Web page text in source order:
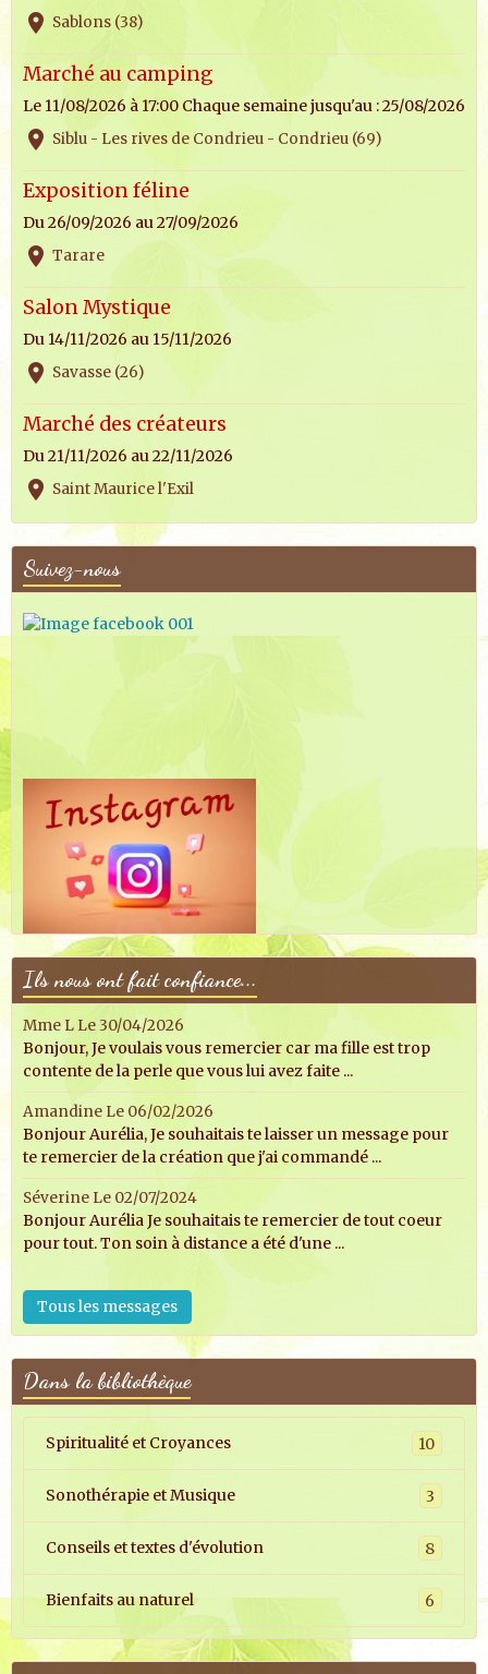
Sablons (38)
Marché au camping
Le 11/08/2026 à 17:00 Chaque semaine jusqu'au : 25/08/2026
Siblu - Les rives de Condrieu - Condrieu (69)
Exposition féline
Du 26/09/2026 au 27/09/2026
Tarare
Salon Mystique
Du 14/11/2026 au 15/11/2026
Savasse (26)
Marché des créateurs
Du 21/11/2026 au 22/11/2026
Saint Maurice l'Exil
Suivez-nous
Ils nous ont fait confiance...
Mme L Le 30/04/2026
Bonjour, Je voulais vous remercier car ma fille est trop
contente de la perle que vous lui avez faite ...
Amandine Le 06/02/2026
Bonjour Aurélia, Je souhaitais te laisser un message pour
te remercier de la création que j'ai commandé ...
Séverine Le 02/07/2024
Bonjour Aurélia Je souhaitais te remercier de tout coeur
pour tout. Ton soin à distance a été d'une ...
Tous les messages
Dans la bibliothèque
Spiritualité et Croyances 10
Sonothérapie et Musique 3
Conseils et textes d'évolution 8
Bienfaits au naturel 6